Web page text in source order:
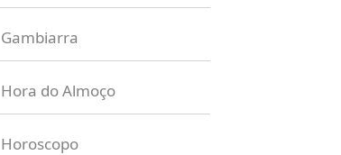
Gambiarra
Hora do Almoço
Horoscopo